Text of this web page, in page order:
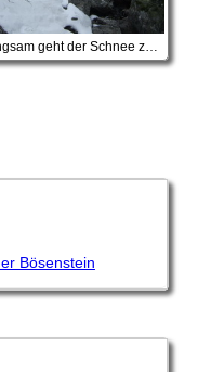
Bösenstein